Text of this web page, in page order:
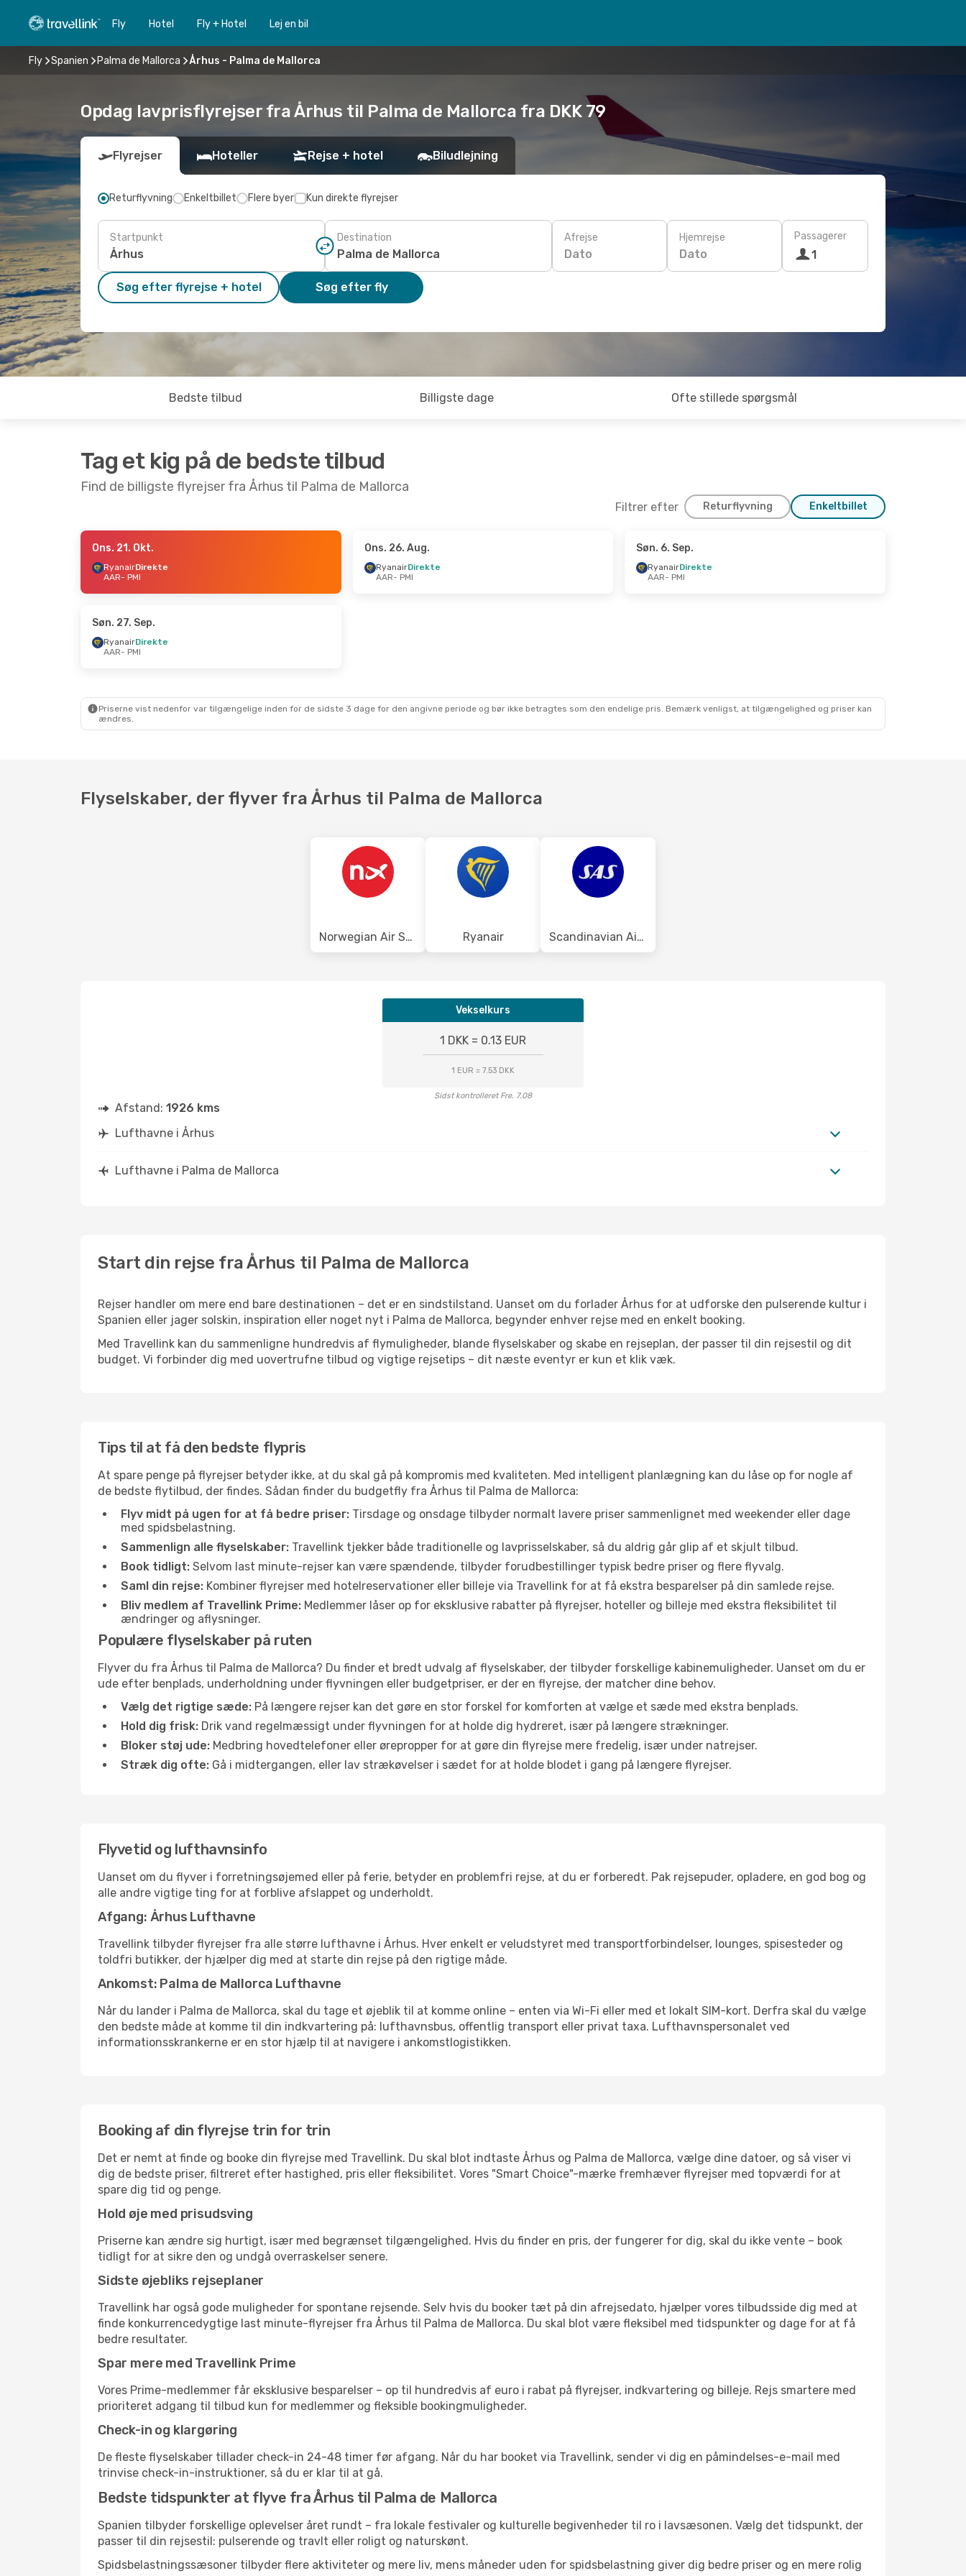
Fly Hotel Fly + Hotel Lej en bil
Fly Spanien Palma de Mallorca Århus - Palma de Mallorca
Opdag lavprisflyrejser fra Århus til Palma de Mallorca fra DKK 79
Flyrejser Hoteller Rejse + hotel Biludlejning
Returflyvning Enkeltbillet Flere byer Kun direkte flyrejser
Startpunkt Destination Afrejse
Dato
Hjemrejse
Dato
Passagerer
1
Søg efter flyrejse + hotel Søg efter fly
Bedste tilbud Billigste dage Ofte stillede spørgsmål
Tag et kig på de bedste tilbud
Find de billigste flyrejser fra Århus til Palma de Mallorca
Filtrer efter Returflyvning Enkeltbillet
- Ons. 2. Sep. - Ons. 16. Sep. - Ons. 7. Okt.
- Ons. 23. Sep.
1 Mellemlanding
PMI- AAR
Scandinavian Airlines
1 Mellemlanding
Ons. 21. Okt.
RyanairDirekte
AAR- PMI
Ons. 26. Aug.
RyanairDirekte
AAR- PMI
Søn. 6. Sep.
RyanairDirekte
AAR- PMI
Søn. 27. Sep.
RyanairDirekte
AAR- PMI
Priserne vist nedenfor var tilgængelige inden for de sidste 3 dage for den angivne periode og bør ikke betragtes som den endelige pris. Bemærk venligst, at tilgængelighed og priser kan
ændres.
Flyselskaber, der flyver fra Århus til Palma de Mallorca
Norwegian Air Sweden Ryanair Scandinavian Airlines
Vekselkurs
1 DKK = 0.13 EUR
1 EUR = 7.53 DKK
Sidst kontrolleret Fre. 7.08
Afstand: 1926 kms
Lufthavne i Århus
Lufthavne i Palma de Mallorca
Start din rejse fra Århus til Palma de Mallorca
Rejser handler om mere end bare destinationen – det er en sindstilstand. Uanset om du forlader Århus for at udforske den pulserende kultur i
Spanien eller jager solskin, inspiration eller noget nyt i Palma de Mallorca, begynder enhver rejse med en enkelt booking.
Med Travellink kan du sammenligne hundredvis af flymuligheder, blande flyselskaber og skabe en rejseplan, der passer til din rejsestil og dit
budget. Vi forbinder dig med uovertrufne tilbud og vigtige rejsetips – dit næste eventyr er kun et klik væk.
Tips til at få den bedste flypris
At spare penge på flyrejser betyder ikke, at du skal gå på kompromis med kvaliteten. Med intelligent planlægning kan du låse op for nogle af
de bedste flytilbud, der findes. Sådan finder du budgetfly fra Århus til Palma de Mallorca:
Flyv midt på ugen for at få bedre priser: Tirsdage og onsdage tilbyder normalt lavere priser sammenlignet med weekender eller dage
med spidsbelastning.
Sammenlign alle flyselskaber: Travellink tjekker både traditionelle og lavprisselskaber, så du aldrig går glip af et skjult tilbud.
Book tidligt: Selvom last minute-rejser kan være spændende, tilbyder forudbestillinger typisk bedre priser og flere flyvalg.
Saml din rejse: Kombiner flyrejser med hotelreservationer eller billeje via Travellink for at få ekstra besparelser på din samlede rejse.
Bliv medlem af Travellink Prime: Medlemmer låser op for eksklusive rabatter på flyrejser, hoteller og billeje med ekstra fleksibilitet til
ændringer og aflysninger.
Populære flyselskaber på ruten
Flyver du fra Århus til Palma de Mallorca? Du finder et bredt udvalg af flyselskaber, der tilbyder forskellige kabinemuligheder. Uanset om du er
ude efter benplads, underholdning under flyvningen eller budgetpriser, er der en flyrejse, der matcher dine behov.
Vælg det rigtige sæde: På længere rejser kan det gøre en stor forskel for komforten at vælge et sæde med ekstra benplads.
Hold dig frisk: Drik vand regelmæssigt under flyvningen for at holde dig hydreret, især på længere strækninger.
Bloker støj ude: Medbring hovedtelefoner eller ørepropper for at gøre din flyrejse mere fredelig, især under natrejser.
Stræk dig ofte: Gå i midtergangen, eller lav strækøvelser i sædet for at holde blodet i gang på længere flyrejser.
Flyvetid og lufthavnsinfo
Uanset om du flyver i forretningsøjemed eller på ferie, betyder en problemfri rejse, at du er forberedt. Pak rejsepuder, opladere, en god bog og
alle andre vigtige ting for at forblive afslappet og underholdt.
Afgang: Århus Lufthavne
Travellink tilbyder flyrejser fra alle større lufthavne i Århus. Hver enkelt er veludstyret med transportforbindelser, lounges, spisesteder og
toldfri butikker, der hjælper dig med at starte din rejse på den rigtige måde.
Ankomst: Palma de Mallorca Lufthavne
Når du lander i Palma de Mallorca, skal du tage et øjeblik til at komme online – enten via Wi-Fi eller med et lokalt SIM-kort. Derfra skal du vælge
den bedste måde at komme til din indkvartering på: lufthavnsbus, offentlig transport eller privat taxa. Lufthavnspersonalet ved
informationsskrankerne er en stor hjælp til at navigere i ankomstlogistikken.
Booking af din flyrejse trin for trin
Det er nemt at finde og booke din flyrejse med Travellink. Du skal blot indtaste Århus og Palma de Mallorca, vælge dine datoer, og så viser vi
dig de bedste priser, filtreret efter hastighed, pris eller fleksibilitet. Vores "Smart Choice"-mærke fremhæver flyrejser med topværdi for at
spare dig tid og penge.
Hold øje med prisudsving
Priserne kan ændre sig hurtigt, især med begrænset tilgængelighed. Hvis du finder en pris, der fungerer for dig, skal du ikke vente – book
tidligt for at sikre den og undgå overraskelser senere.
Sidste øjebliks rejseplaner
Travellink har også gode muligheder for spontane rejsende. Selv hvis du booker tæt på din afrejsedato, hjælper vores tilbudsside dig med at
finde konkurrencedygtige last minute-flyrejser fra Århus til Palma de Mallorca. Du skal blot være fleksibel med tidspunkter og dage for at få
bedre resultater.
Spar mere med Travellink Prime
Vores Prime-medlemmer får eksklusive besparelser – op til hundredvis af euro i rabat på flyrejser, indkvartering og billeje. Rejs smartere med
prioriteret adgang til tilbud kun for medlemmer og fleksible bookingmuligheder.
Check-in og klargøring
De fleste flyselskaber tillader check-in 24-48 timer før afgang. Når du har booket via Travellink, sender vi dig en påmindelses-e-mail med
trinvise check-in-instruktioner, så du er klar til at gå.
Bedste tidspunkter at flyve fra Århus til Palma de Mallorca
Spanien tilbyder forskellige oplevelser året rundt – fra lokale festivaler og kulturelle begivenheder til ro i lavsæsonen. Vælg det tidspunkt, der
passer til din rejsestil: pulserende og travlt eller roligt og naturskønt.
Spidsbelastningssæsoner tilbyder flere aktiviteter og mere liv, mens måneder uden for spidsbelastning giver dig bedre priser og en mere rolig